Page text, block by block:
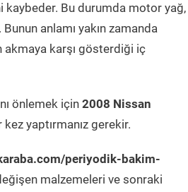
kaybeder. Bu durumda motor yağ,
anlamı yakın zamanda
karşı gösterdiği iç
önlemek için 2008 Nissan
kez yaptırmanız gerekir.
periyodik-bakim-
malzemeleri ve sonraki